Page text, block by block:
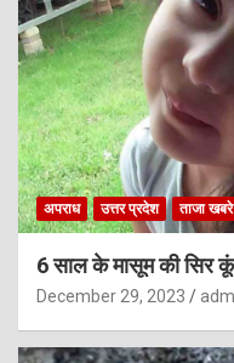
अपराध उत्तर प्रदेश ताजा खबरे
6 साल के मासूम की सिर
December 29, 2023